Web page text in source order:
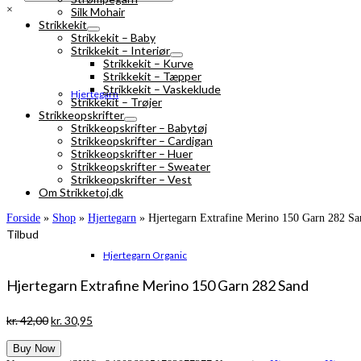
Hjertegarn
Hjertegarn Organic
×
Silk Mohair
Strikkekit
Strikkekit – Baby
Strikkekit – Interiør
Strikkekit – Kurve
Strikkekit – Tæpper
Strikkekit – Vaskeklude
Strikkekit – Trøjer
Strikkeopskrifter
Strikkeopskrifter – Babytøj
Strikkeopskrifter – Cardigan
Strikkeopskrifter – Huer
Strikkeopskrifter – Sweater
Strikkeopskrifter – Vest
Om Strikketoj.dk
Forside » Shop » Hjertegarn » Hjertegarn Extrafine Merino 150 Garn 282
Tilbud
Hjertegarn Extrafine Merino 150 Garn 282 Sand
kr.42,00Den
pris
kr.30,95
Buy Now